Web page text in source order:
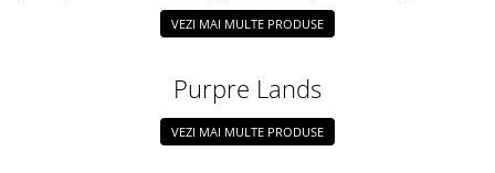
VEZI MAI MULTE PRODUSE
Purpre Lands
VEZI MAI MULTE PRODUSE